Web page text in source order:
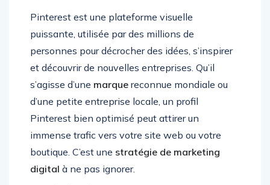
Pinterest est une plateforme visuelle
puissante, utilisée par des millions de
personnes pour décrocher des idées, s’inspirer
et découvrir de nouvelles entreprises. Qu’il
s’agisse d’une marque reconnue mondiale ou
d’une petite entreprise locale, un profil
Pinterest bien optimisé peut attirer un
immense trafic vers votre site web ou votre
boutique. C’est une stratégie de marketing
digital à ne pas ignorer.